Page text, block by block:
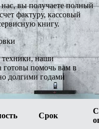
вы получаете полный
фактуру, кассовый
книгу.
техники, наши
готовы помочь вам в
долгими годами
Срок